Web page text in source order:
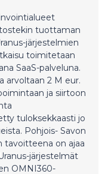
tuottaman
järjestelmien
toimitetaan
SaaS-palveluna.
arvoltaan 2 M eur.
ja siirtoon
tuloksekkaasti jo
Pohjois- Savon
tavoitteena on ajaa
järjestelmät
OMNI360-